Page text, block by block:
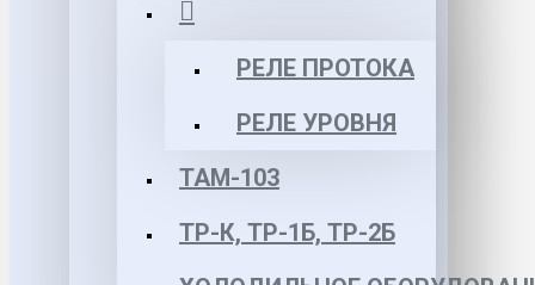
РЕЛЕ ПРОТОКА
РЕЛЕ УРОВНЯ
ТАМ-103
ТР-К, ТР-1Б, ТР-2Б